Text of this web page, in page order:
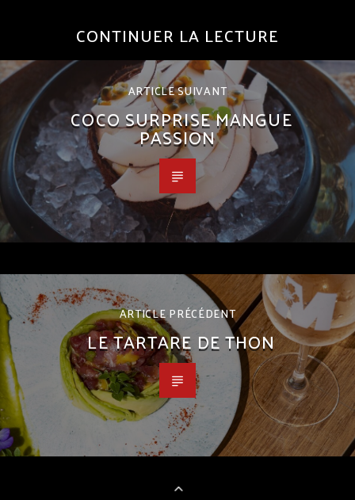
CONTINUER LA LECTURE
ARTICLE SUIVANT
COCO SURPRISE MANGUE
PASSION
ARTICLE PRÉCÉDENT
LE TARTARE DE THON